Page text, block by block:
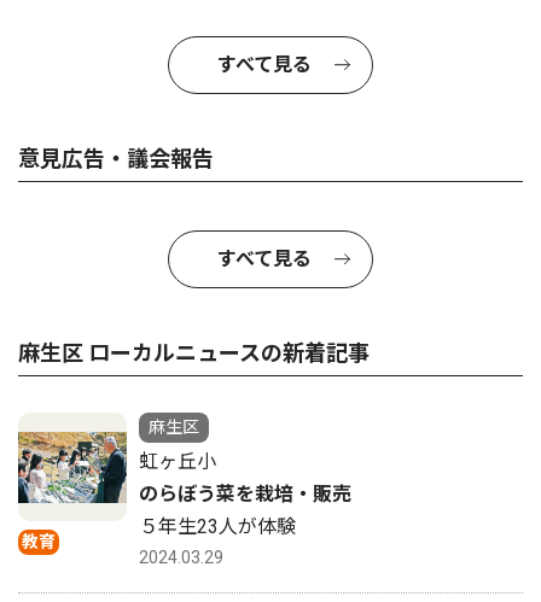
すべて見る
意見広告・議会報告
すべて見る
麻生区 ローカルニュースの新着記事
教育
麻生区
虹ヶ丘小
のらぼう菜を栽培・販売
５年生23人が体験
2024.03.29